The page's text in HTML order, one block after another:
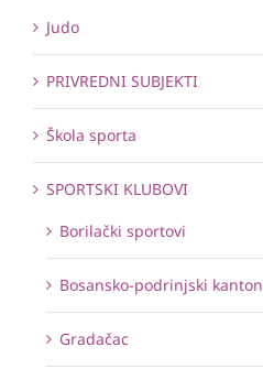
Judo
PRIVREDNI SUBJEKTI
Škola sporta
SPORTSKI KLUBOVI
Borilački sportovi
Bosansko-podrinjski kanton
Gradačac